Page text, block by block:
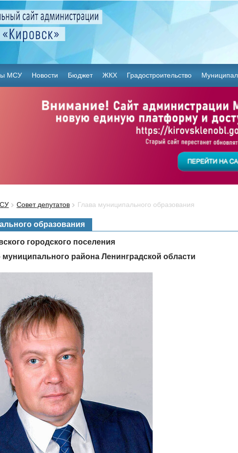
МСУ Новости Бюджет ЖКХ Градостроительство
Совет депутатов Глава муниципального образования
образования
городского поселения
муниципального района Ленинградской области